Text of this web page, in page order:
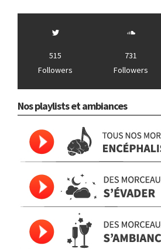
515
Followers
731
Followers
Nos playlists et ambiances